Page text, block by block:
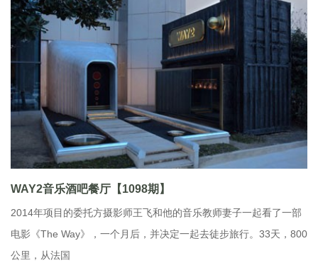
WAY2音乐酒吧餐厅【1098期】
2014年项目的委托方摄影师王飞和他的音乐教师妻子一起看了一部
电影《The Way》，一个月后，并决定一起去徒步旅行。33天，800
公里，从法国